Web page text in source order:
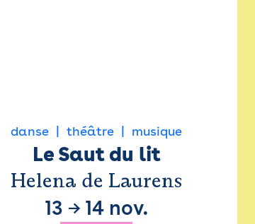
danse théâtre musique
Le Saut du lit
Helena de Laurens
13 → 14 nov.